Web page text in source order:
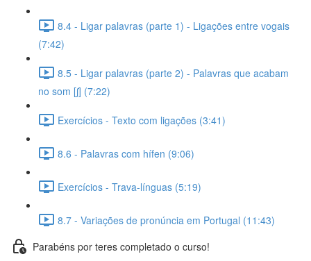
8.4 - Ligar palavras (parte 1) - Ligações entre vogais
(7:42)
8.5 - Ligar palavras (parte 2) - Palavras que acabam
no som [ʃ] (7:22)
Exercícios - Texto com ligações (3:41)
8.6 - Palavras com hífen (9:06)
Exercícios - Trava-línguas (5:19)
8.7 - Variações de pronúncia em Portugal (11:43)
Parabéns por teres completado o curso!